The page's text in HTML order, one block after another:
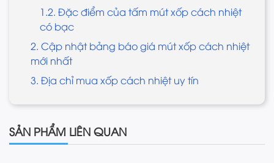
1.2. Đặc điểm của tấm mút xốp cách nhiệt
có bạc
2. Cập nhật bảng báo giá mút xốp cách nhiệt
mới nhất
3. Địa chỉ mua xốp cách nhiệt uy tín
SẢN PHẨM LIÊN QUAN